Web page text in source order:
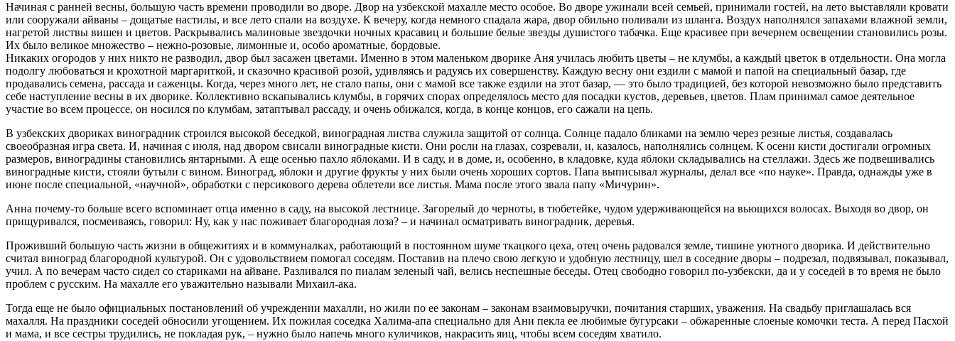
Начиная с ранней весны, большую часть времени проводили во дворе. Двор на узбекской махалле место особое. Во дворе ужинали всей семьей, принимали гостей, на лето выставляли кровати
или сооружали айваны – дощатые настилы, и все лето спали на воздухе. К вечеру, когда немного спадала жара, двор обильно поливали из шланга. Воздух наполнялся запахами влажной земли,
нагретой листвы вишен и цветов. Раскрывались малиновые звездочки ночных красавиц и большие белые звезды душистого табачка. Еще красивее при вечернем освещении становились розы.
Их было великое множество – нежно-розовые, лимонные и, особо ароматные, бордовые.
Никаких огородов у них никто не разводил, двор был засажен цветами. Именно в этом маленьком дворике Аня училась любить цветы – не клумбы, а каждый цветок в отдельности. Она могла
подолгу любоваться и крохотной маргариткой, и сказочно красивой розой, удивляясь и радуясь их совершенству. Каждую весну они ездили с мамой и папой на специальный базар, где
продавались семена, рассада и саженцы. Когда, через много лет, не стало папы, они с мамой все также ездили на этот базар, — это было традицией, без которой невозможно было представить
себе наступление весны в их дворике. Коллективно вскапывались клумбы, в горячих спорах определялось место для посадки кустов, деревьев, цветов. Плам принимал самое деятельное
участие во всем процессе, он носился по клумбам, затаптывал рассаду, и очень обижался, когда, в конце концов, его сажали на цепь.
В узбекских двориках виноградник строился высокой беседкой, виноградная листва служила защитой от солнца. Солнце падало бликами на землю через резные листья, создавалась
своеобразная игра света. И, начиная с июля, над двором свисали виноградные кисти. Они росли на глазах, созревали, и, казалось, наполнялись солнцем. К осени кисти достигали огромных
размеров, виноградины становились янтарными. А еще осенью пахло яблоками. И в саду, и в доме, и, особенно, в кладовке, куда яблоки складывались на стеллажи. Здесь же подвешивались
виноградные кисти, стояли бутыли с вином. Виноград, яблоки и другие фрукты у них были очень хороших сортов. Папа выписывал журналы, делал все «по науке». Правда, однажды уже в
июне после специальной, «научной», обработки с персикового дерева облетели все листья. Мама после этого звала папу «Мичурин».
Анна почему-то больше всего вспоминает отца именно в саду, на высокой лестнице. Загорелый до черноты, в тюбетейке, чудом удерживающейся на вьющихся волосах. Выходя во двор, он
прищуривался, посмеиваясь, говорил: Ну, как у нас поживает благородная лоза? – и начинал осматривать виноградник, деревья.
Проживший большую часть жизни в общежитиях и в коммуналках, работающий в постоянном шуме ткацкого цеха, отец очень радовался земле, тишине уютного дворика. И действительно
считал виноград благородной культурой. Он с удовольствием помогал соседям. Поставив на плечо свою легкую и удобную лестницу, шел в соседние дворы – подрезал, подвязывал, показывал,
учил. А по вечерам часто сидел со стариками на айване. Разливался по пиалам зеленый чай, велись неспешные беседы. Отец свободно говорил по-узбекски, да и у соседей в то время не было
проблем с русским. На махалле его уважительно называли Михаил-ака.
Тогда еще не было официальных постановлений об учреждении махалли, но жили по ее законам – законам взаимовыручки, почитания старших, уважения. На свадьбу приглашалась вся
махалля. На праздники соседей обносили угощением. Их пожилая соседка Халима-апа специально для Ани пекла ее любимые бугурсаки – обжаренные слоеные комочки теста. А перед Пасхой
и мама, и все сестры трудились, не покладая рук, – нужно было напечь много куличиков, накрасить яиц, чтобы всем соседям хватило.